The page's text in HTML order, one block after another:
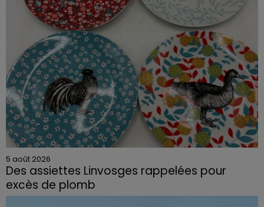
5 août 2026
Des assiettes Linvosges rappelées pour
excès de plomb
Du plomb a été détecté dans deux assiettes en